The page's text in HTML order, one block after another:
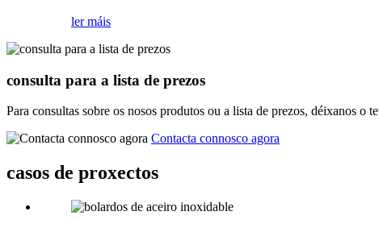
ler máis
consulta para a lista de prezos
Para consultas sobre os nosos produtos ou a lista de prezos, déixanos
Contacta connosco agora
casos de proxectos